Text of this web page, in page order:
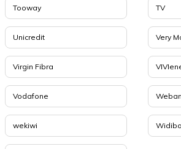
Tooway TV
Unicredit Very
Virgin Fibra
Vodafone
wekiwi Widiba